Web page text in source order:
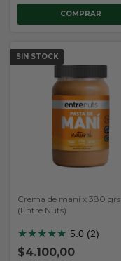
SIN STOCK
Crema de mani x 380 grs
(Entre Nuts)
★★★★★ 5.0 (2)
$4.100,00